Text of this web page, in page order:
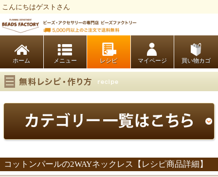
こんにちはゲストさん
ホーム レシピ マイページ 買い物カゴ
コットンパールの2WAYネックレス【レシピ商品詳細】